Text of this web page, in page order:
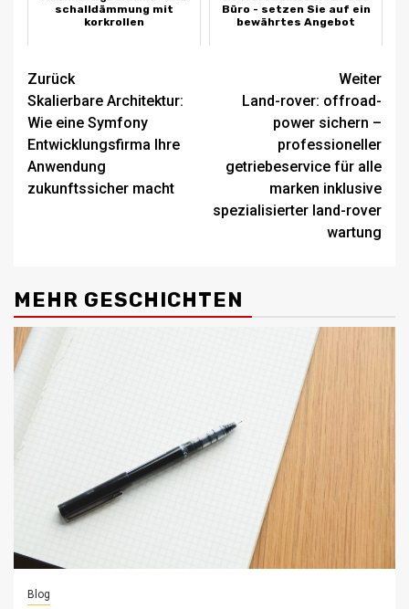
schalldämmung mit
korkrollen
Büro - setzen Sie auf ein
bewährtes Angebot
Beitragsnavigation
Zurück
Skalierbare Architektur:
Wie eine Symfony
Entwicklungsfirma Ihre
Anwendung
zukunftssicher macht
Weiter
Land-rover: offroad-
power sichern –
professioneller
getriebeservice für alle
marken inklusive
spezialisierter land-rover
wartung
MEHR GESCHICHTEN
Blog